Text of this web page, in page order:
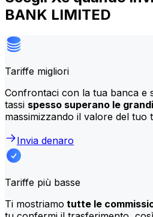
BANK LIMITED
Tariffe migliori
Confrontaci con la tua banca e
tassi spesso superano le
massimizzando il valore del tuo
Invia denaro
Tariffe più basse
Ti mostriamo tutte le